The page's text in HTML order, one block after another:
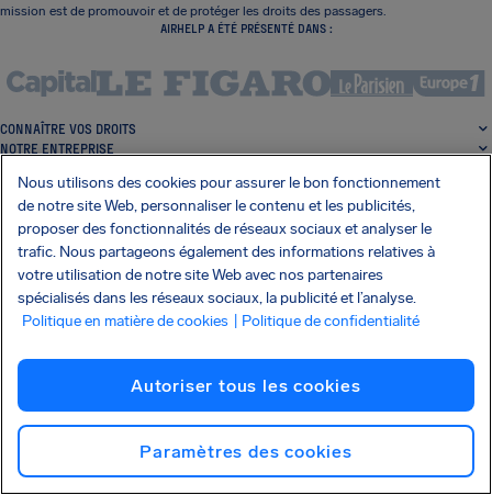
mission est de promouvoir et de protéger les droits des passagers.
AIRHELP A ÉTÉ PRÉSENTÉ DANS :
CONNAÎTRE VOS DROITS
NOTRE ENTREPRISE
PARTENARIATS
SERVICE CLIENT
Nous utilisons des cookies pour assurer le bon fonctionnement
de notre site Web, personnaliser le contenu et les publicités,
proposer des fonctionnalités de réseaux sociaux et analyser le
trafic. Nous partageons également des informations relatives à
votre utilisation de notre site Web avec nos partenaires
spécialisés dans les réseaux sociaux, la publicité et l’analyse.
Politique en matière de cookies
| Politique de confidentialité
Autoriser tous les cookies
Paramètres des cookies